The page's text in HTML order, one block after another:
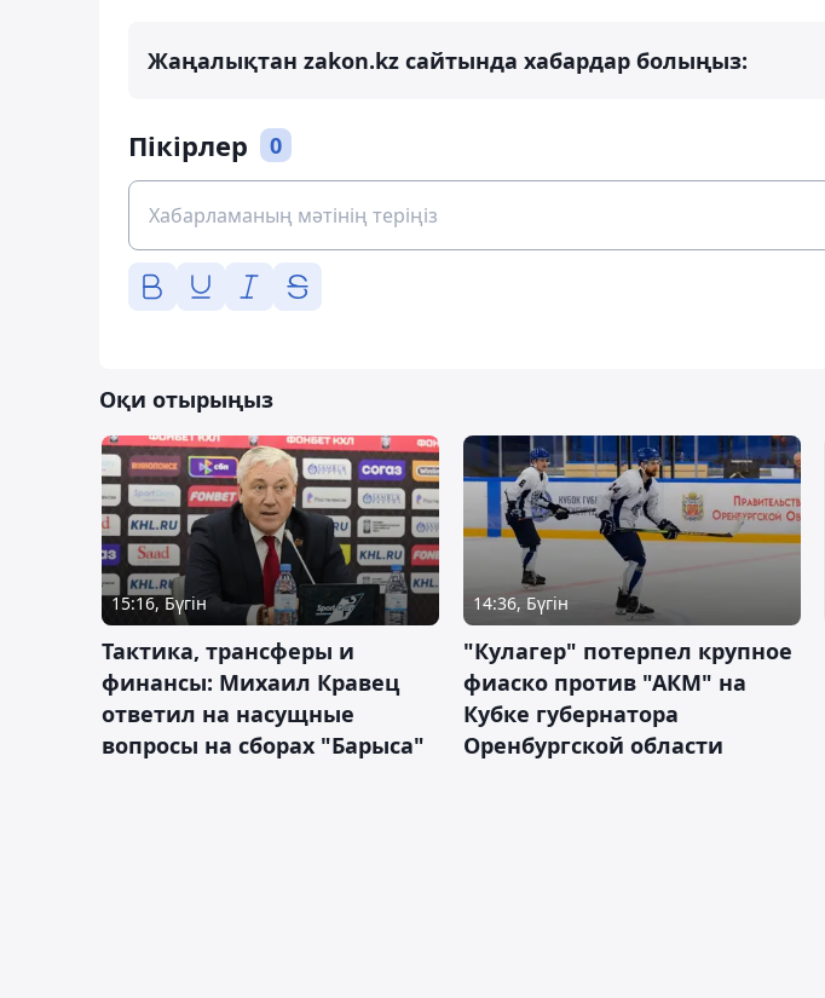
Жаңалықтан zakon.kz сайтында хабардар болыңыз:
Пікірлер 0
Оқи отырыңыз
15:16, Бүгін
Тактика, трансферы и
финансы: Михаил Кравец
ответил на насущные
вопросы на сборах "Барыса"
14:36, Бүгін
"Кулагер" потерпел крупное
фиаско против "АКМ" на
Кубке губернатора
Оренбургской области